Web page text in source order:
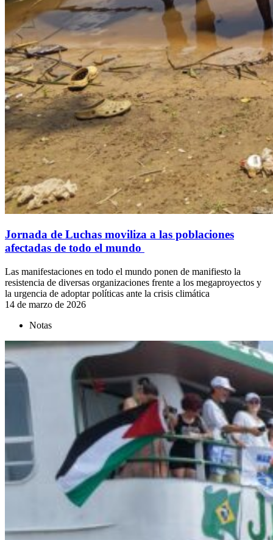
Jornada de Luchas moviliza a las poblaciones
afectadas de todo el mundo
Las manifestaciones en todo el mundo ponen de manifiesto la
resistencia de diversas organizaciones frente a los megaproyectos y
la urgencia de adoptar políticas ante la crisis climática
14 de marzo de 2026
Notas